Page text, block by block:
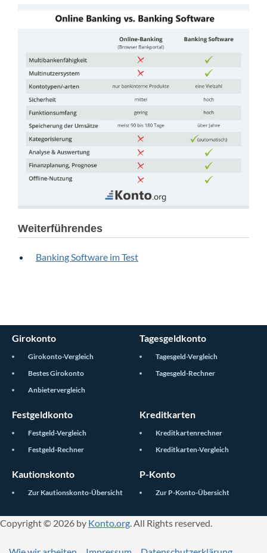
Weiterführendes
Banking Software im Test
Girokonto
Girokonto-Vergleich
Bestes Girokonto
Anbietervergleich
Tagesgeldkonto
Tagesgeld-Vergleich
Tagesgeld-Rechner
Festgeldkonto
Festgeld-Vergleich
Festgeld-Rechner
Kreditkarten
Kreditkartenrechner
Kreditkarten-Vergleich
Kautionskonto
Zur Kautionskonto-Übersicht
P-Konto
Zur P-Konto-Übersicht
Copyright © 2026 by Konto.org . All Rights reserved.